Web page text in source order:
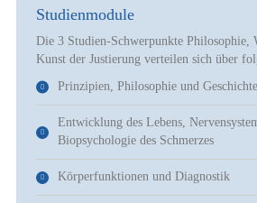
Studienmodule
Die 3 Studien-Schwerpunkte Philosophie,
Kunst der Justierung verteilen sich über
Prinzipien, Philosophie und
Entwicklung des Lebens,
Biopsychologie des Schmerzes
Körperfunktionen und Diagnostik